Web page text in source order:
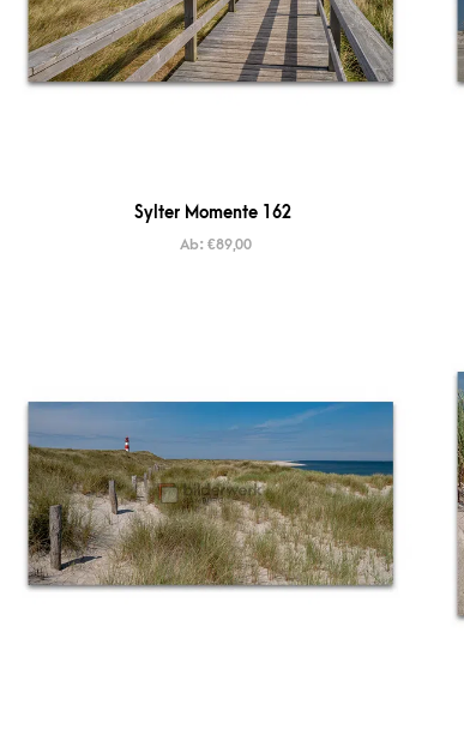
Sylter Momente 162
Ab: €89,00